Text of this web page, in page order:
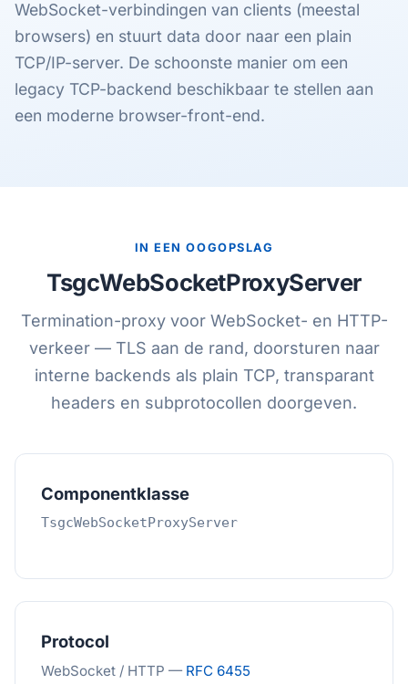
WebSocket-verbindingen van clients (meestal
browsers) en stuurt data door naar een plain
TCP/IP-server. De schoonste manier om een
legacy TCP-backend beschikbaar te stellen aan
een moderne browser-front-end.
IN EEN OOGOPSLAG
TsgcWebSocketProxyServer
Termination-proxy voor WebSocket- en HTTP-
verkeer — TLS aan de rand, doorsturen naar
interne backends als plain TCP, transparant
headers en subprotocollen doorgeven.
Componentklasse
TsgcWebSocketProxyServer
Protocol
WebSocket / HTTP — RFC 6455